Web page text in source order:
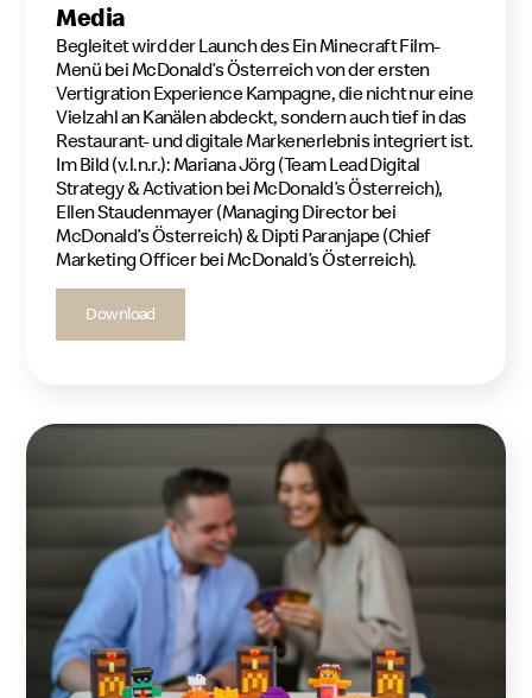
Media
Begleitet wird der Launch des Ein Minecraft Film-
Menü bei McDonald’s Österreich von der ersten
Vertigration Experience Kampagne, die nicht nur eine
Vielzahl an Kanälen abdeckt, sondern auch tief in das
Restaurant- und digitale Markenerlebnis integriert ist.
Im Bild (v.l.n.r.): Mariana Jörg (Team Lead Digital
Strategy & Activation bei McDonald’s Österreich),
Ellen Staudenmayer (Managing Director bei
McDonald’s Österreich) & Dipti Paranjape (Chief
Marketing Officer bei McDonald’s Österreich).
Download